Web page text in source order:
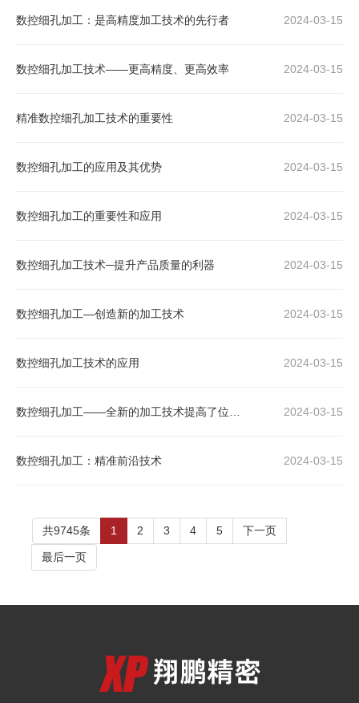
2024-03-15
数控细孔加工：是高精度加工技术的先行者
2024-03-15
数控细孔加工技术――更高精度、更高效率
2024-03-15
精准数控细孔加工技术的重要性
2024-03-15
数控细孔加工的应用及其优势
2024-03-15
数控细孔加工的重要性和应用
2024-03-15
数控细孔加工技术─提升产品质量的利器
2024-03-15
数控细孔加工—创造新的加工技术
2024-03-15
数控细孔加工技术的应用
2024-03-15
2024-03-15
数控细孔加工：精准前沿技术
共9745条 1 2 3 4 5 下一页
最后一页